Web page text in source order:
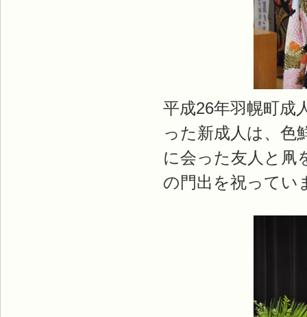
平成26年羽幌町成
った新成人は、色
に会った友人と凧
の門出を祝ってい